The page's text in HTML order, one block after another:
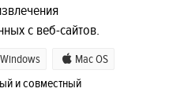
с веб-сайтов.
Windows Mac OS
и совместный